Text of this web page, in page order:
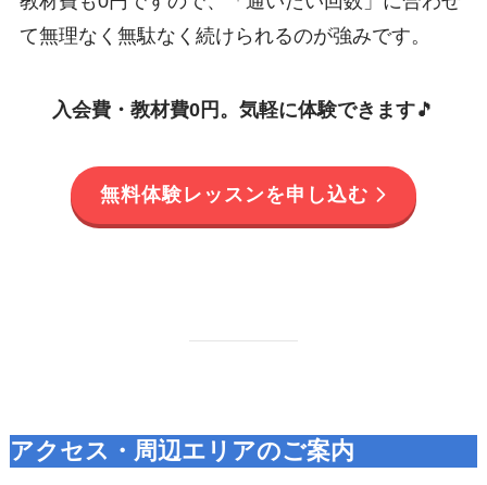
て無理なく無駄なく続けられるのが強みです。
入会費・教材費0円。気軽に体験できます🎵
無料体験レッスンを申し込む
アクセス・周辺エリアのご案内